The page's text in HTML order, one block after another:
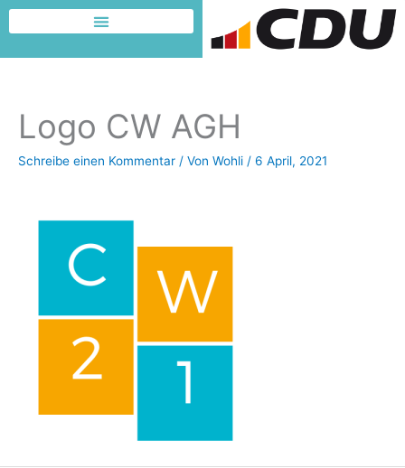
Zum
Inhalt
springen
Logo CW AGH
Schreibe einen Kommentar / Von Wohli / 6 April, 2021